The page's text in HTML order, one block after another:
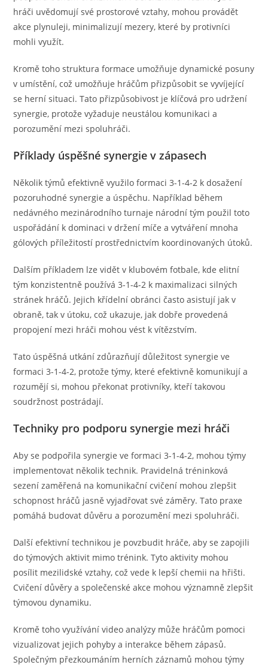
hráči uvědomují své prostorové vztahy, mohou provádět
akce plynuleji, minimalizují mezery, které by protivníci
mohli využít.
Kromě toho struktura formace umožňuje dynamické posuny
v umístění, což umožňuje hráčům přizpůsobit se vyvíjející
se herní situaci. Tato přizpůsobivost je klíčová pro udržení
synergie, protože vyžaduje neustálou komunikaci a
porozumění mezi spoluhráči.
Příklady úspěšné synergie v zápasech
Několik týmů efektivně využilo formaci 3-1-4-2 k dosažení
pozoruhodné synergie a úspěchu. Například během
nedávného mezinárodního turnaje národní tým použil toto
uspořádání k dominaci v držení míče a vytváření mnoha
gólových příležitostí prostřednictvím koordinovaných útoků.
Dalším příkladem lze vidět v klubovém fotbale, kde elitní
tým konzistentně používá 3-1-4-2 k maximalizaci silných
stránek hráčů. Jejich křídelní obránci často asistují jak v
obraně, tak v útoku, což ukazuje, jak dobře provedená
propojení mezi hráči mohou vést k vítězstvím.
Tato úspěšná utkání zdůrazňují důležitost synergie ve
formaci 3-1-4-2, protože týmy, které efektivně komunikují a
rozumějí si, mohou překonat protivníky, kteří takovou
soudržnost postrádají.
Techniky pro podporu synergie mezi hráči
Aby se podpořila synergie ve formaci 3-1-4-2, mohou týmy
implementovat několik technik. Pravidelná tréninková
sezení zaměřená na komunikační cvičení mohou zlepšit
schopnost hráčů jasně vyjadřovat své záměry. Tato praxe
pomáhá budovat důvěru a porozumění mezi spoluhráči.
Další efektivní technikou je povzbudit hráče, aby se zapojili
do týmových aktivit mimo trénink. Tyto aktivity mohou
posílit mezilidské vztahy, což vede k lepší chemii na hřišti.
Cvičení důvěry a společenské akce mohou významně zlepšit
týmovou dynamiku.
Kromě toho využívání video analýzy může hráčům pomoci
vizualizovat jejich pohyby a interakce během zápasů.
Společným přezkoumáním herních záznamů mohou týmy